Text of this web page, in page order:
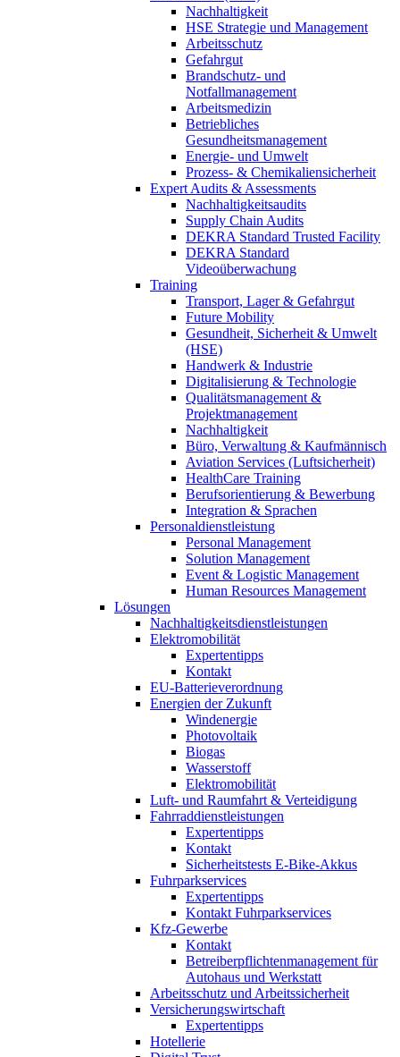
Nachhaltigkeit
HSE Strategie und Management
Arbeitsschutz
Gefahrgut
Brandschutz- und
Notfallmanagement
Arbeitsmedizin
Betriebliches
Gesundheitsmanagement
Energie- und Umwelt
Prozess- & Chemikaliensicherheit
Expert Audits & Assessments
Nachhaltigkeitsaudits
Supply Chain Audits
DEKRA Standard Trusted Facility
DEKRA Standard
Videoüberwachung
Training
Transport, Lager & Gefahrgut
Future Mobility
Gesundheit, Sicherheit & Umwelt
(HSE)
Handwerk & Industrie
Digitalisierung & Technologie
Qualitätsmanagement &
Projektmanagement
Nachhaltigkeit
Büro, Verwaltung & Kaufmännisch
Aviation Services (Luftsicherheit)
HealthCare Training
Berufsorientierung & Bewerbung
Integration & Sprachen
Personaldienstleistung
Personal Management
Solution Management
Event & Logistic Management
Human Resources Management
Lösungen
Nachhaltigkeitsdienstleistungen
Elektromobilität
Expertentipps
Kontakt
EU-Batterieverordnung
Energien der Zukunft
Windenergie
Photovoltaik
Biogas
Wasserstoff
Elektromobilität
Luft- und Raumfahrt & Verteidigung
Fahrraddienstleistungen
Expertentipps
Kontakt
Sicherheitstests E-Bike-Akkus
Fuhrparkservices
Expertentipps
Kontakt Fuhrparkservices
Kfz-Gewerbe
Kontakt
Betreiberpflichtenmanagement für
Autohaus und Werkstatt
Arbeitsschutz und Arbeitssicherheit
Versicherungswirtschaft
Expertentipps
Hotellerie